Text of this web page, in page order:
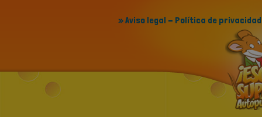
» Aviso legal - Política de privacidad